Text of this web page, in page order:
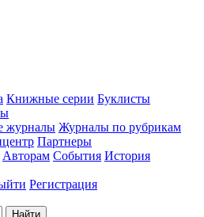
Книжные серии Буклисты
журналы Журналы по рубрикам
Партнеры
Авторам События История
Регистрация
Найти